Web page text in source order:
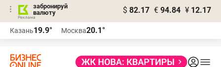
забронируй
валюту
$ 82.17 € 94.84 ¥ 12.17
Казань19.9° Москва20.1°